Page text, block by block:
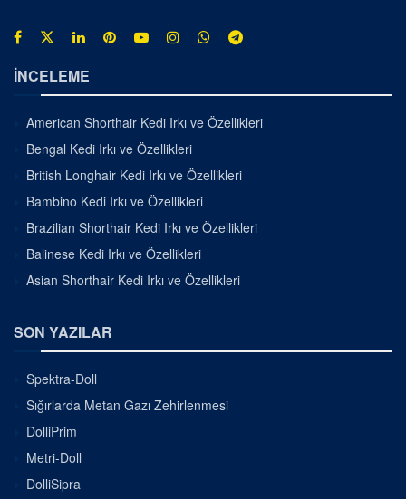
İNCELEME
American Shorthair Kedi Irkı ve Özellikleri
Bengal Kedi Irkı ve Özellikleri
British Longhair Kedi Irkı ve Özellikleri
Bambino Kedi Irkı ve Özellikleri
Brazilian Shorthair Kedi Irkı ve Özellikleri
Balinese Kedi Irkı ve Özellikleri
Asian Shorthair Kedi Irkı ve Özellikleri
SON YAZILAR
Spektra-Doll
Sığırlarda Metan Gazı Zehirlenmesi
DolliPrim
Metri-Doll
DolliSipra